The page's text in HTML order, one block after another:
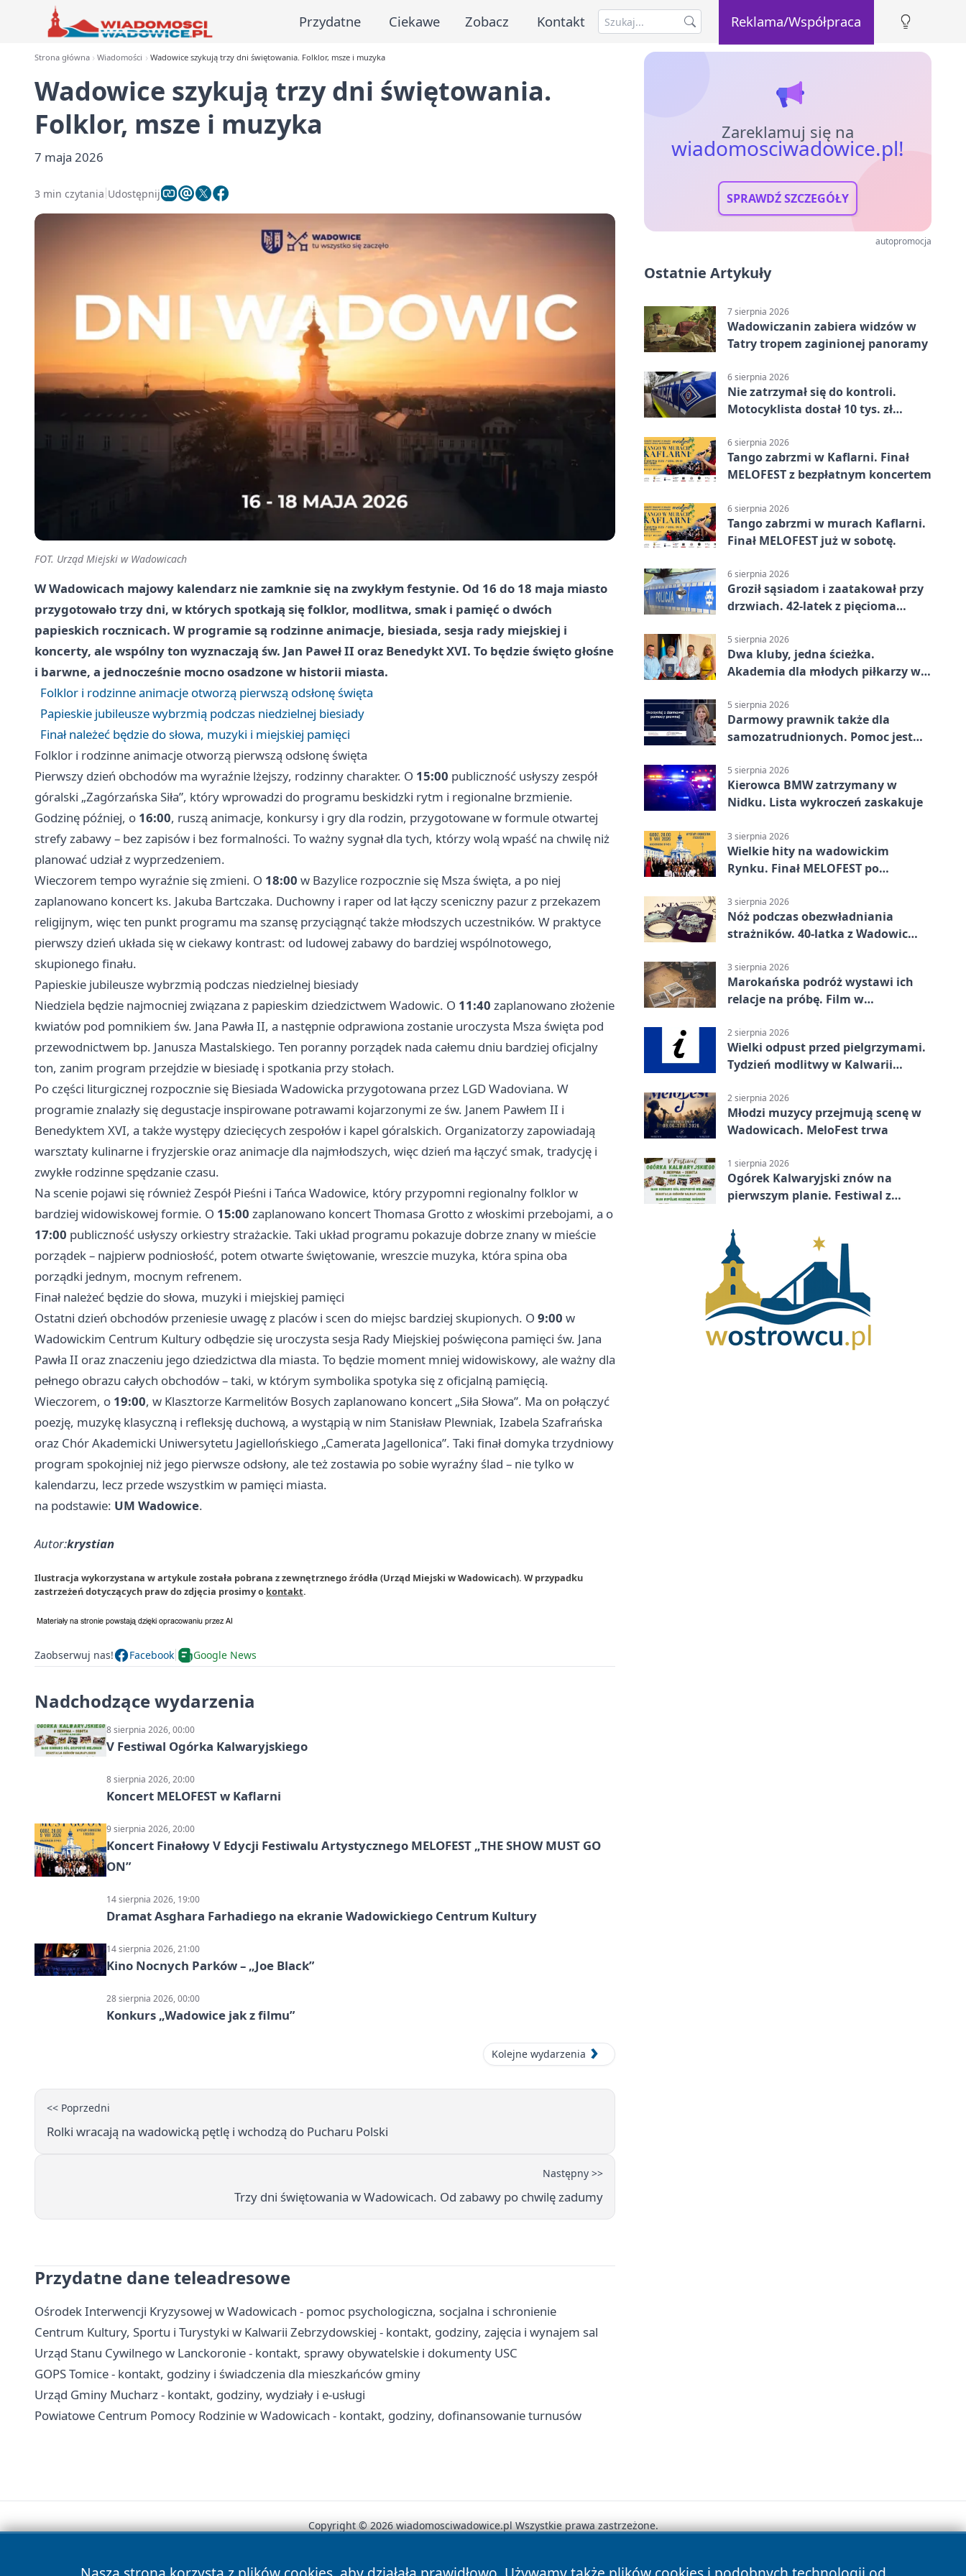
Przydatne Ciekawe Zobacz Kontakt Reklama/Współpraca
Strona główna Wiadomości Wadowice szykują trzy dni świętowania. Folklor, msze i muzyka
Wadowice szykują trzy dni świętowania.
Folklor, msze i muzyka
7 maja 2026
3 min czytania Udostępnij
FOT. Urząd Miejski w Wadowicach
W Wadowicach majowy kalendarz nie zamknie się na zwykłym festynie. Od 16 do 18 maja miasto
przygotowało trzy dni, w których spotkają się folklor, modlitwa, smak i pamięć o dwóch
papieskich rocznicach. W programie są rodzinne animacje, biesiada, sesja rady miejskiej i
koncerty, ale wspólny ton wyznaczają św. Jan Paweł II oraz Benedykt XVI. To będzie święto głośne
i barwne, a jednocześnie mocno osadzone w historii miasta.
Folklor i rodzinne animacje otworzą pierwszą odsłonę święta
Papieskie jubileusze wybrzmią podczas niedzielnej biesiady
Finał należeć będzie do słowa, muzyki i miejskiej pamięci
Folklor i rodzinne animacje otworzą pierwszą odsłonę święta
Pierwszy dzień obchodów ma wyraźnie lżejszy, rodzinny charakter. O 15:00 publiczność usłyszy zespół
góralski „Zagórzańska Siła”, który wprowadzi do programu beskidzki rytm i regionalne brzmienie.
Godzinę później, o 16:00, ruszą animacje, konkursy i gry dla rodzin, przygotowane w formule otwartej
strefy zabawy – bez zapisów i bez formalności. To ważny sygnał dla tych, którzy wolą wpaść na chwilę niż
planować udział z wyprzedzeniem.
Wieczorem tempo wyraźnie się zmieni. O 18:00 w Bazylice rozpocznie się Msza święta, a po niej
zaplanowano koncert ks. Jakuba Bartczaka. Duchowny i raper od lat łączy sceniczny pazur z przekazem
religijnym, więc ten punkt programu ma szansę przyciągnąć także młodszych uczestników. W praktyce
pierwszy dzień układa się w ciekawy kontrast: od ludowej zabawy do bardziej wspólnotowego,
skupionego finału.
Papieskie jubileusze wybrzmią podczas niedzielnej biesiady
Niedziela będzie najmocniej związana z papieskim dziedzictwem Wadowic. O 11:40 zaplanowano złożenie
kwiatów pod pomnikiem św. Jana Pawła II, a następnie odprawiona zostanie uroczysta Msza święta pod
przewodnictwem bp. Janusza Mastalskiego. Ten poranny porządek nada całemu dniu bardziej oficjalny
ton, zanim program przejdzie w biesiadę i spotkania przy stołach.
Po części liturgicznej rozpocznie się Biesiada Wadowicka przygotowana przez LGD Wadoviana. W
programie znalazły się degustacje inspirowane potrawami kojarzonymi ze św. Janem Pawłem II i
Benedyktem XVI, a także występy dziecięcych zespołów i kapel góralskich. Organizatorzy zapowiadają
warsztaty kulinarne i fryzjerskie oraz animacje dla najmłodszych, więc dzień ma łączyć smak, tradycję i
zwykłe rodzinne spędzanie czasu.
Na scenie pojawi się również Zespół Pieśni i Tańca Wadowice, który przypomni regionalny folklor w
bardziej widowiskowej formie. O 15:00 zaplanowano koncert Thomasa Grotto z włoskimi przebojami, a o
17:00 publiczność usłyszy orkiestry strażackie. Taki układ programu pokazuje dobrze znany w mieście
porządek – najpierw podniosłość, potem otwarte świętowanie, wreszcie muzyka, która spina oba
porządki jednym, mocnym refrenem.
Finał należeć będzie do słowa, muzyki i miejskiej pamięci
Ostatni dzień obchodów przeniesie uwagę z placów i scen do miejsc bardziej skupionych. O 9:00 w
Wadowickim Centrum Kultury odbędzie się uroczysta sesja Rady Miejskiej poświęcona pamięci św. Jana
Pawła II oraz znaczeniu jego dziedzictwa dla miasta. To będzie moment mniej widowiskowy, ale ważny dla
pełnego obrazu całych obchodów – taki, w którym symbolika spotyka się z oficjalną pamięcią.
Wieczorem, o 19:00, w Klasztorze Karmelitów Bosych zaplanowano koncert „Siła Słowa”. Ma on połączyć
poezję, muzykę klasyczną i refleksję duchową, a wystąpią w nim Stanisław Plewniak, Izabela Szafrańska
oraz Chór Akademicki Uniwersytetu Jagiellońskiego „Camerata Jagellonica”. Taki finał domyka trzydniowy
program spokojniej niż jego pierwsze odsłony, ale też zostawia po sobie wyraźny ślad – nie tylko w
kalendarzu, lecz przede wszystkim w pamięci miasta.
na podstawie: UM Wadowice.
Autor:krystian
Ilustracja wykorzystana w artykule została pobrana z zewnętrznego źródła (Urząd Miejski w Wadowicach). W przypadku
zastrzeżeń dotyczących praw do zdjęcia prosimy o kontakt.
Zaobserwuj nas! Facebook Google News
Nadchodzące wydarzenia
8 sierpnia 2026, 00:00
V Festiwal Ogórka Kalwaryjskiego
8 sierpnia 2026, 20:00
Koncert MELOFEST w Kaflarni
9 sierpnia 2026, 20:00
Koncert Finałowy V Edycji Festiwalu Artystycznego MELOFEST „THE SHOW MUST GO
ON”
14 sierpnia 2026, 19:00
Dramat Asghara Farhadiego na ekranie Wadowickiego Centrum Kultury
14 sierpnia 2026, 21:00
Kino Nocnych Parków – „Joe Black”
28 sierpnia 2026, 00:00
Konkurs „Wadowice jak z filmu”
Kolejne wydarzenia
<< Poprzedni
Rolki wracają na wadowicką pętlę i wchodzą do Pucharu Polski
Następny >>
Trzy dni świętowania w Wadowicach. Od zabawy po chwilę zadumy
Przydatne dane teleadresowe
Ośrodek Interwencji Kryzysowej w Wadowicach - pomoc psychologiczna, socjalna i schronienie
Centrum Kultury, Sportu i Turystyki w Kalwarii Zebrzydowskiej - kontakt, godziny, zajęcia i wynajem sal
Urząd Stanu Cywilnego w Lanckoronie - kontakt, sprawy obywatelskie i dokumenty USC
GOPS Tomice - kontakt, godziny i świadczenia dla mieszkańców gminy
Urząd Gminy Mucharz - kontakt, godziny, wydziały i e-usługi
Powiatowe Centrum Pomocy Rodzinie w Wadowicach - kontakt, godziny, dofinansowanie turnusów
Zareklamuj się na
wiadomosciwadowice.pl!
SPRAWDŹ SZCZEGÓŁY
autopromocja
Ostatnie Artykuły
7 sierpnia 2026
Wadowiczanin zabiera widzów w
Tatry tropem zaginionej panoramy
6 sierpnia 2026
Nie zatrzymał się do kontroli.
Motocyklista dostał 10 tys. zł
6 sierpnia 2026
Tango zabrzmi w Kaflarni. Finał
MELOFEST z bezpłatnym koncertem
6 sierpnia 2026
Tango zabrzmi w murach Kaflarni.
Finał MELOFEST już w sobotę.
6 sierpnia 2026
Groził sąsiadom i zaatakował przy
drzwiach. 42-latek z pięcioma
5 sierpnia 2026
Dwa kluby, jedna ścieżka.
Akademia dla młodych piłkarzy w
5 sierpnia 2026
Darmowy prawnik także dla
samozatrudnionych. Pomoc jest
5 sierpnia 2026
Kierowca BMW zatrzymany w
Nidku. Lista wykroczeń zaskakuje
3 sierpnia 2026
Wielkie hity na wadowickim
Rynku. Finał MELOFEST po
3 sierpnia 2026
Nóż podczas obezwładniania
strażników. 40-latka z Wadowic
3 sierpnia 2026
Marokańska podróż wystawi ich
relacje na próbę. Film w
2 sierpnia 2026
Wielki odpust przed pielgrzymami.
Tydzień modlitwy w Kalwarii
2 sierpnia 2026
Młodzi muzycy przejmują scenę w
Wadowicach. MeloFest trwa
1 sierpnia 2026
Ogórek Kalwaryjski znów na
pierwszym planie. Festiwal z
Copyright © 2026 wiadomosciwadowice.pl Wszystkie prawa zastrzeżone.